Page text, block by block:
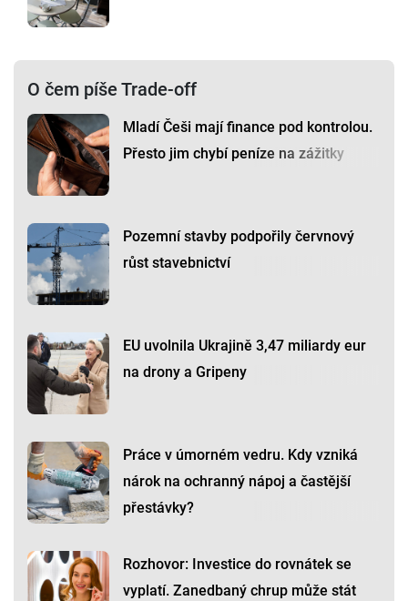
O čem píše Trade-off
Mladí Češi mají finance pod kontrolou.
Přesto jim chybí peníze na zážitky
Pozemní stavby podpořily červnový
růst stavebnictví
EU uvolnila Ukrajině 3,47 miliardy eur
na drony a Gripeny
Práce v úmorném vedru. Kdy vzniká
nárok na ochranný nápoj a častější
přestávky?
Rozhovor: Investice do rovnátek se
vyplatí. Zanedbaný chrup může stát